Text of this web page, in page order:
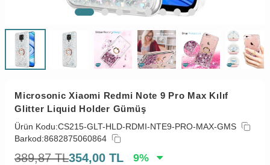
Microsonic Xiaomi Redmi Note 9 Pro Max Kılıf
Glitter Liquid Holder Gümüş
Ürün Kodu:CS215-GLT-HLD-RDMI-NTE9-PRO-MAX-GMS
Barkod:8682875060864
389,87 TL354,00 TL 9%